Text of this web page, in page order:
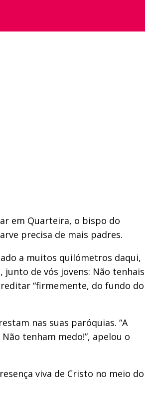
em Quarteira, o bispo do
precisa de mais padres.
a muitos quilómetros daqui,
junto de vós jovens: Não tenhais
“firmemente, do fundo do
nas suas paróquias. “A
tenham medo!”, apelou o
viva de Cristo no meio do